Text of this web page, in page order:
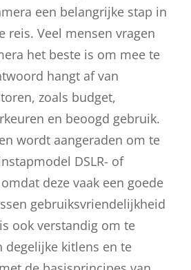
een belangrijke stap in
reis. Veel mensen vragen
het beste is om mee te
hangt af van
zoals budget,
en beoogd gebruik.
wordt aangeraden om te
DSLR- of
deze vaak een goede
gebruiksvriendelijkheid
ook verstandig om te
degelijke kitlens en te